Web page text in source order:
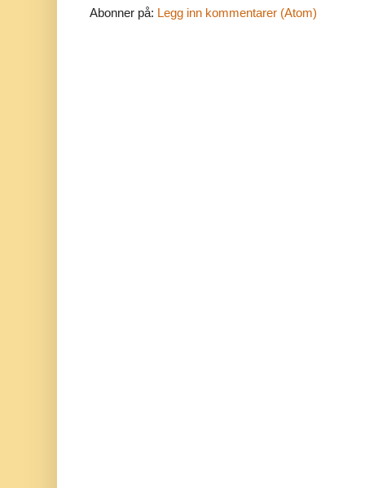
Abonner på: Legg inn kommentarer (Atom)